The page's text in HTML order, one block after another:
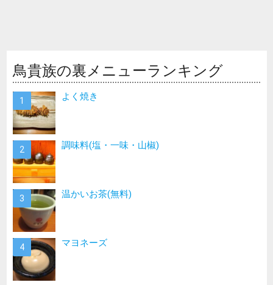
鳥貴族の裏メニューランキング
よく焼き
調味料(塩・一味・山椒)
温かいお茶(無料)
マヨネーズ